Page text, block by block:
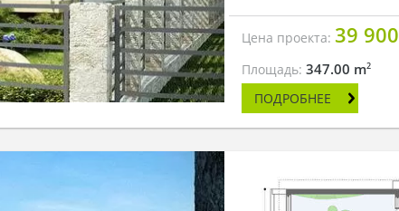
Цена проекта: 39 900
Площадь:347.00 m2
ПОДРОБНЕЕ